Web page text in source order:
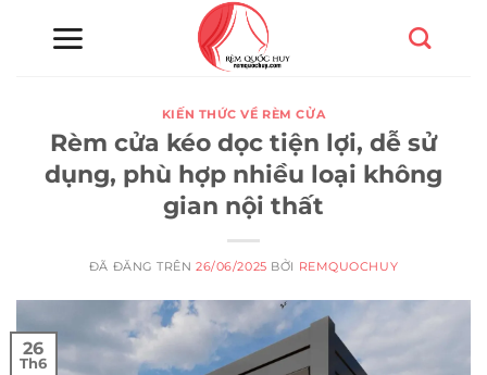
KIẾN THỨC VỀ RÈM CỬA
Rèm cửa kéo dọc tiện lợi, dễ sử
dụng, phù hợp nhiều loại không
gian nội thất
ĐÃ ĐĂNG TRÊN26/06/2025 BỞI REMQUOCHUY
26
Th6